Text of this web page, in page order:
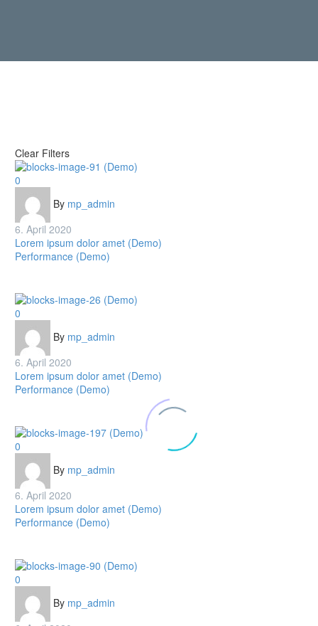
Clear Filters
Lorem
dolor
amet
(Demo)
0
By mp_admin
6. April 2020
Lorem ipsum dolor amet (Demo)
Performance (Demo)
Lorem
dolor
amet
(Demo)
0
By mp_admin
6. April 2020
Lorem ipsum dolor amet (Demo)
Performance (Demo)
Lorem
dolor
amet
(Demo)
0
By mp_admin
6. April 2020
Lorem ipsum dolor amet (Demo)
Performance (Demo)
Lorem
dolor
amet
0
By mp_admin